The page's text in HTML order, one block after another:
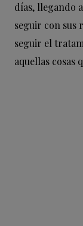
días, llegando
seguir con sus
seguir el
aquellas cosas